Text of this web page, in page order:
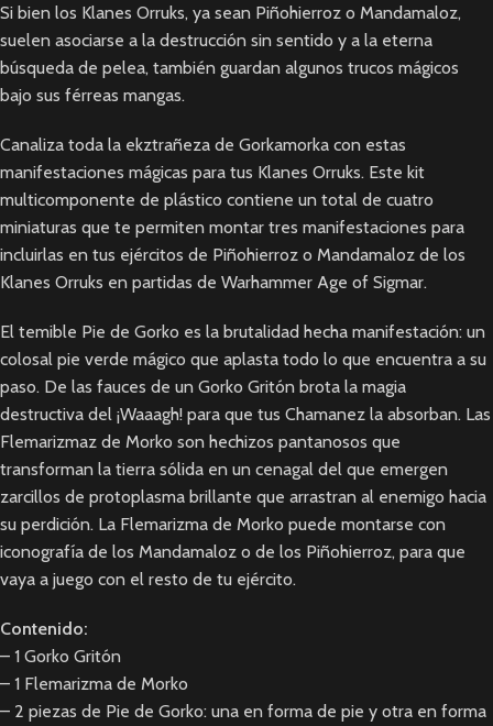
Si bien los Klanes Orruks, ya sean Piñohierroz o Mandamaloz,
suelen asociarse a la destrucción sin sentido y a la eterna
búsqueda de pelea, también guardan algunos trucos mágicos
bajo sus férreas mangas.
Canaliza toda la ekztrañeza de Gorkamorka con estas
manifestaciones mágicas para tus Klanes Orruks. Este kit
multicomponente de plástico contiene un total de cuatro
miniaturas que te permiten montar tres manifestaciones para
incluirlas en tus ejércitos de Piñohierroz o Mandamaloz de los
Klanes Orruks en partidas de Warhammer Age of Sigmar.
El temible Pie de Gorko es la brutalidad hecha manifestación: un
colosal pie verde mágico que aplasta todo lo que encuentra a su
paso. De las fauces de un Gorko Gritón brota la magia
destructiva del ¡Waaagh! para que tus Chamanez la absorban. Las
Flemarizmaz de Morko son hechizos pantanosos que
transforman la tierra sólida en un cenagal del que emergen
zarcillos de protoplasma brillante que arrastran al enemigo hacia
su perdición. La Flemarizma de Morko puede montarse con
iconografía de los Mandamaloz o de los Piñohierroz, para que
vaya a juego con el resto de tu ejército.
Contenido:
– 1 Gorko Gritón
– 1 Flemarizma de Morko
– 2 piezas de Pie de Gorko: una en forma de pie y otra en forma